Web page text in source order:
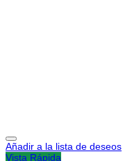
Añadir a la lista de deseos
Vista Rápida